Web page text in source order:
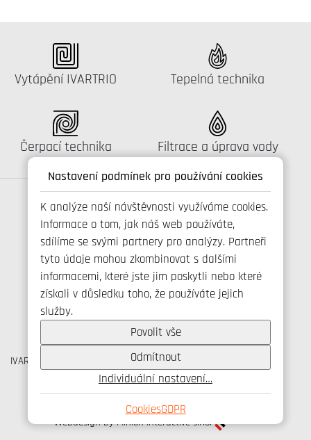
Nastavení podmínek pro používání cookies
K analýze naší návštěvnosti využíváme cookies.
Informace o tom, jak náš web používáte,
sdílíme se svými partnery pro analýzy. Partneři
tyto údaje mohou zkombinovat s dalšími
informacemi, které jste jim poskytli nebo které
získali v důsledku toho, že používáte jejich
služby.
Povolit vše
Odmítnout
Individuální nastavení…
CookiesGDPR
Katalog:
Vytápění IVARTRIO Katalog:
Tepelná technika
Katalog:
Čerpací technika Katalog:
Filtrace a úprava vody
Spojte se s námi
+420 800 173 965
Ochrana osobních udajů
Cookies
IVAR CS spol. s r.o., Velvarská 9, Podhořany, 277 51 Nelahozeves
IČO: 45276935 DIČ: CZ45276935
Webdesign by Minion Interactive s.r.o.